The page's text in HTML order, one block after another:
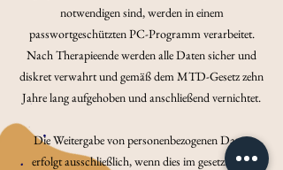
notwendigen sind, werden in einem
passwortgeschützten PC-Programm verarbeitet.
Nach Therapieende werden alle Daten sicher und
diskret verwahrt und gemäß dem MTD-Gesetz zehn
Jahre lang aufgehoben und anschließend vernichtet.
Die Weitergabe von personenbezogenen Daten
erfolgt ausschließlich, wenn dies im gesetzlichen